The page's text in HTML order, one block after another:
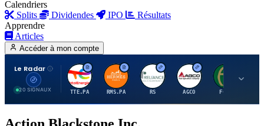
Calendriers
Splits
Dividendes IPO
Résultats
Apprendre
Articles
Accéder à mon compte
Le Radar
20 SIGNAUX
T
TTE.PA
H
RMS.PA
R
RS
A
AGCO FCFS